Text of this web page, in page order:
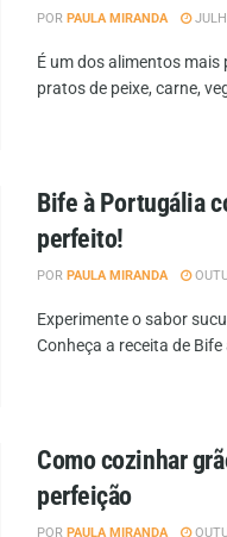
POR PAULA MIRANDA
É um dos alimentos
pratos de peixe, carne,
Bife à Portugália
perfeito!
POR PAULA MIRANDA
Experimente o sabor
Conheça a receita de
Como cozinhar
perfeição
POR PAULA MIRANDA